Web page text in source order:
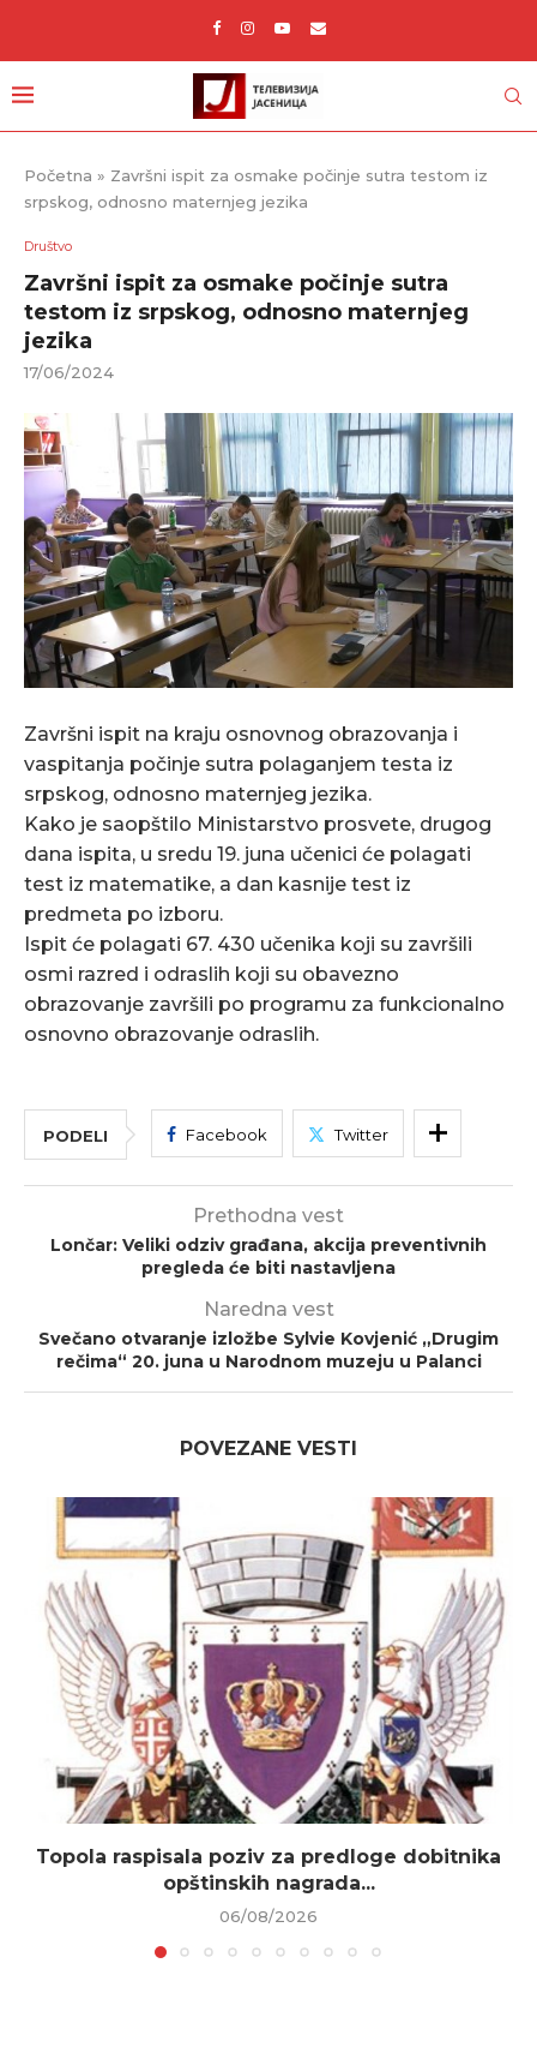
Početna » Završni ispit za osmake počinje sutra testom iz
srpskog, odnosno maternjeg jezika
Društvo
Završni ispit za osmake počinje sutra
testom iz srpskog, odnosno maternjeg
jezika
17/06/2024
Završni ispit na kraju osnovnog obrazovanja i
vaspitanja počinje sutra polaganjem testa iz
srpskog, odnosno maternjeg jezika.
Kako je saopštilo Ministarstvo prosvete, drugog
dana ispita, u sredu 19. juna učenici će polagati
test iz matematike, a dan kasnije test iz
predmeta po izboru.
Ispit će polagati 67. 430 učenika koji su završili
osmi razred i odraslih koji su obavezno
obrazovanje završili po programu za funkcionalno
osnovno obrazovanje odraslih.
PODELI Facebook Twitter
Prethodna vest
Lončar: Veliki odziv građana, akcija preventivnih
pregleda će biti nastavljena
Naredna vest
Svečano otvaranje izložbe Sylvie Kovjenić „Drugim
rečima“ 20. juna u Narodnom muzeju u Palanci
POVEZANE VESTI
Topola raspisala poziv za predloge dobitnika
opštinskih nagrada...
06/08/2026